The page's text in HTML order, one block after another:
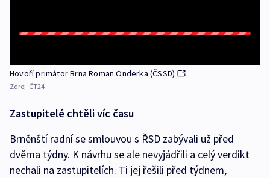
Hovoří primátor Brna Roman Onderka (ČSSD)
Zdroj: ČT24
Zastupitelé chtěli víc času
Brněnští radní se smlouvou s ŘSD zabývali už před
dvěma týdny. K návrhu se ale nevyjádřili a celý verdikt
nechali na zastupitelích. Ti jej řešili před týdnem,